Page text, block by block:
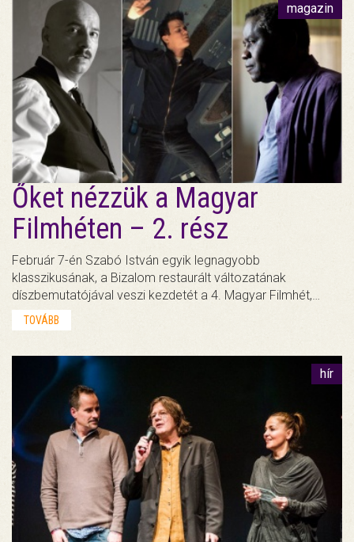
magazin
Őket nézzük a Magyar
Filmhéten – 2. rész
Február 7-én Szabó István egyik legnagyobb
klasszikusának, a Bizalom restaurált változatának
díszbemutatójával veszi kezdetét a 4. Magyar Filmhét,…
TOVÁBB
hír